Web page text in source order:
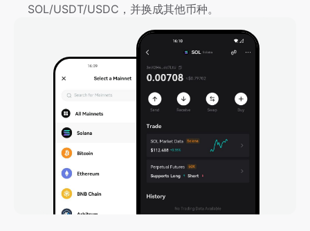
SOL/USDT/USDC，并换成其他币种。